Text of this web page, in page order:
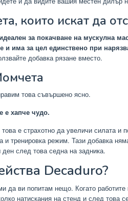
които искат да
идеален за покачване на мускулна
и има за цел единствено при
добавка рязане вместо.
това съвършено ясно.
е хапче чудо.
е страхотно да увеличи силата и
и тренировка режим. Тази добавка
ден след това седна на задника.
Decaduro?
да ви попитам нещо. Когато
натискания на стенд и след това